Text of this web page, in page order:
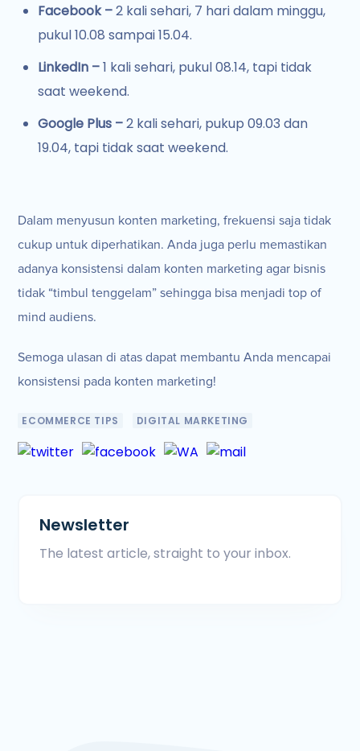
Facebook –2 kali sehari, 7 hari dalam minggu,
pukul 10.08 sampai 15.04.
LinkedIn –1 kali sehari, pukul 08.14, tapi tidak
saat weekend.
Google Plus –2 kali sehari, pukup 09.03 dan
19.04, tapi tidak saat weekend.
Dalam menyusun konten marketing, frekuensi saja tidak
cukup untuk diperhatikan. Anda juga perlu memastikan
adanya konsistensi dalam konten marketing agar bisnis
tidak “timbul tenggelam” sehingga bisa menjadi top of
mind audiens.
Semoga ulasan di atas dapat membantu Anda mencapai
konsistensi pada konten marketing!
ECOMMERCE TIPS DIGITAL MARKETING
Newsletter
The latest article, straight to your inbox.